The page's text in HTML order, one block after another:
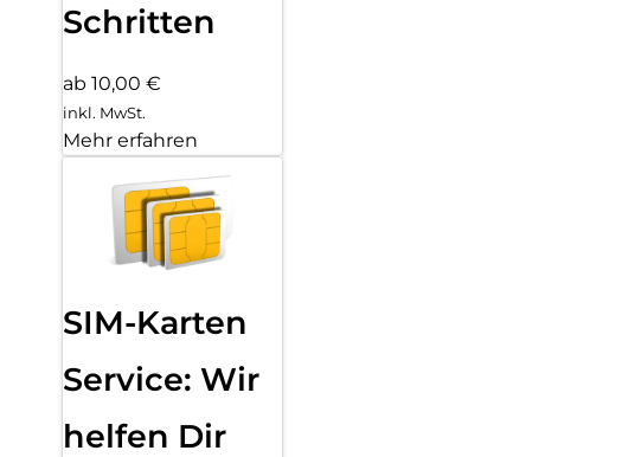
Schritten
ab 10,00 €
inkl. MwSt.
Mehr erfahren
SIM-Karten
Service: Wir
helfen Dir